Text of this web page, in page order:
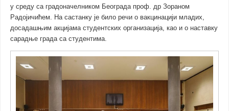
у среду са градоначелником Београда проф. др Зораном
Радојичићем. На састанку је било речи о вакцинацији младих,
досадашњим акцијама студентских организација, као и о наставку
сарадње града са студентима.